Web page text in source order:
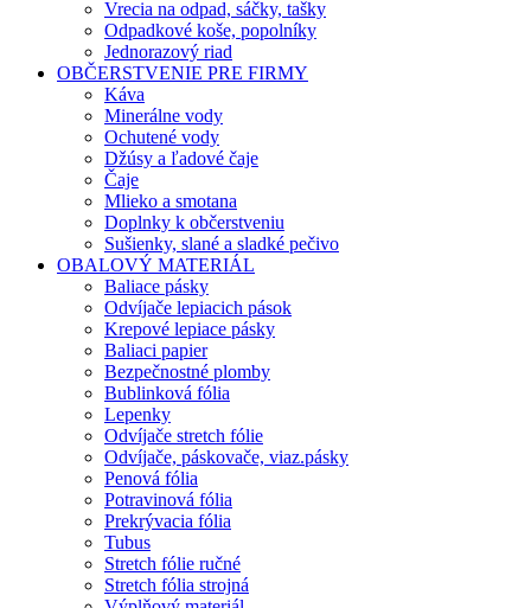
Vrecia na odpad, sáčky, tašky
Odpadkové koše, popolníky
Jednorazový riad
OBČERSTVENIE PRE FIRMY
Káva
Minerálne vody
Ochutené vody
Džúsy a ľadové čaje
Čaje
Mlieko a smotana
Doplnky k občerstveniu
Sušienky, slané a sladké pečivo
OBALOVÝ MATERIÁL
Baliace pásky
Odvíjače lepiacich pások
Krepové lepiace pásky
Baliaci papier
Bezpečnostné plomby
Bublinková fólia
Lepenky
Odvíjače stretch fólie
Odvíjače, páskovače, viaz.pásky
Penová fólia
Potravinová fólia
Prekrývacia fólia
Tubus
Stretch fólie ručné
Stretch fólia strojná